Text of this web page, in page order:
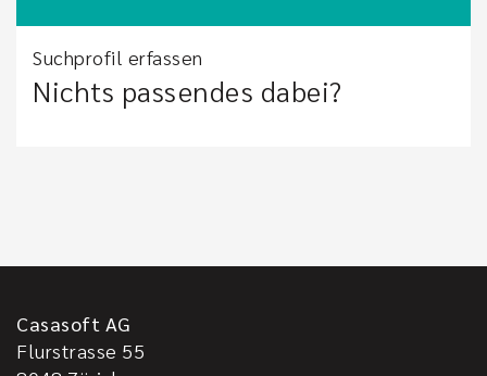
Suchprofil erfassen
Nichts passendes dabei?
Casasoft AG
Flurstrasse 55